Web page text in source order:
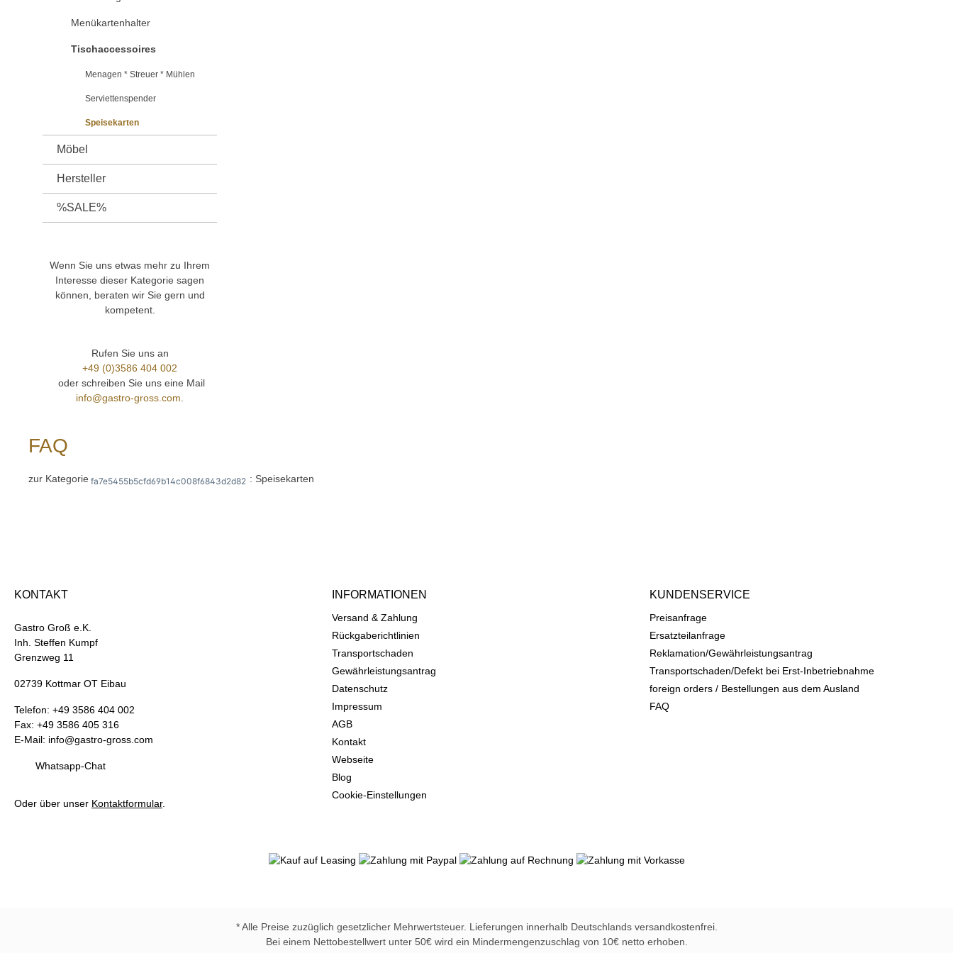
Menükartenhalter
Tischaccessoires
Menagen * Streuer * Mühlen
Serviettenspender
Speisekarten
Möbel
Hersteller
%SALE%
Wenn Sie uns etwas mehr zu Ihrem
Interesse dieser Kategorie sagen
können, beraten wir Sie gern und
kompetent.
Rufen Sie uns an
+49 (0)3586 404 002
oder schreiben Sie uns eine Mail
info@gastro-gross.com
FAQ
zur Kategorie fa7e5455b5cfd69b14c008f6843d2d82 : Speisekarten
KONTAKT
Gastro Groß e.K.
Inh. Steffen Kumpf
Grenzweg 11
02739 Kottmar OT Eibau
Telefon: +49 3586 404 002
Fax: +49 3586 405 316
E-Mail: info@gastro-gross.com
Whatsapp-Chat
Oder über unser Kontaktformular.
INFORMATIONEN
Versand & Zahlung
Rückgaberichtlinien
Transportschaden
Gewährleistungsantrag
Datenschutz
Impressum
AGB
Kontakt
Webseite
Blog
Cookie-Einstellungen
KUNDENSERVICE
Preisanfrage
Ersatzteilanfrage
Reklamation/Gewährleistungsantrag
Transportschaden/Defekt bei Erst-Inbetriebnahme
foreign orders / Bestellungen aus dem Ausland
FAQ
* Alle Preise zuzüglich gesetzlicher Mehrwertsteuer. Lieferungen innerhalb Deutschlands versandkostenfrei.
Bei einem Nettobestellwert unter 50€ wird ein Mindermengenzuschlag von 10€ netto erhoben.